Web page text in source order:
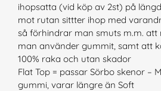
ihopsatta (vid köp av 2st) på
mot rutan sittter ihop med
så förhindrar man smuts m.m. att
man använder gummit, samt att
100% raka och utan skador
Flat Top = passar Sörbo skenor –
gummi, varar längre än Soft